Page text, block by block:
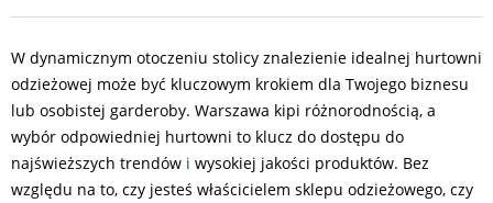
W dynamicznym otoczeniu stolicy znalezienie idealnej hurtowni
odzieżowej może być kluczowym krokiem dla Twojego biznesu
lub osobistej garderoby. Warszawa kipi różnorodnością, a
wybór odpowiedniej hurtowni to klucz do dostępu do
najświeższych trendów i wysokiej jakości produktów. Bez
względu na to, czy jesteś właścicielem sklepu odzieżowego, czy